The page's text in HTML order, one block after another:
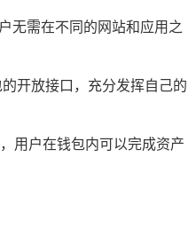
无需在不同的网站和应用之
开放接口，充分发挥自己的
用户在钱包内可以完成资产